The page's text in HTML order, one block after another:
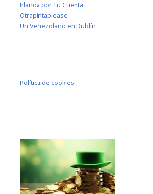
Irlanda por Tu Cuenta
Otrapintaplease
Un Venezolano en Dublín
Política de cookies